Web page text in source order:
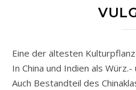
Eine der ältesten
In China und Indien als
Auch Bestandteil des